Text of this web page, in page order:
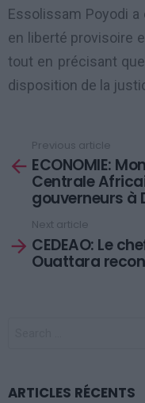
Essolissam Poyodi
en liberté provisoire
tout en précisant
disposition de la
more
Previous article
ECONOMIE:
Centrale
gouverneurs à
Next article
CEDEAO: Le
Ouattara
ARTICLES RÉCENTS